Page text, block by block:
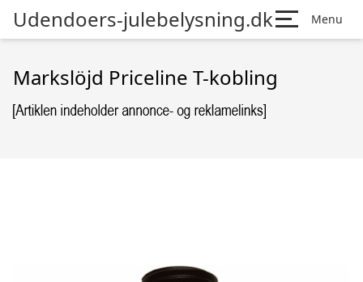
Udendoers-julebelysning.dk Menu
Markslöjd Priceline T-kobling